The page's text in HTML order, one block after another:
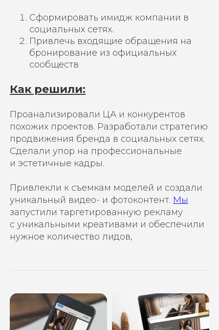
Сформировать имидж компании в
социальных сетях.
Привлечь входящие обращения на
бронирование из официальных
сообществ
Как решили:
Проанализировали ЦА и конкурентов
похожих проектов. Разработали стратегию
продвижения бренда в социальных сетях.
Сделали упор на профессиональные
и эстетичные кадры.
Привлекли к съемкам моделей и создали
уникальный видео- и фотоконтент. Мы
запустили таргетированную рекламу
с уникальными креативами и обеспечили
нужное количество лидов,